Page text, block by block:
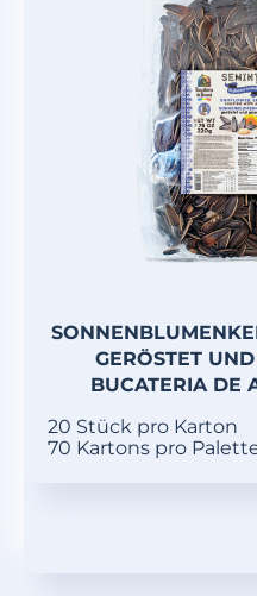
GERÖSTET
BUCATERIA DE
20 Stück pro Karton
70 Kartons pro